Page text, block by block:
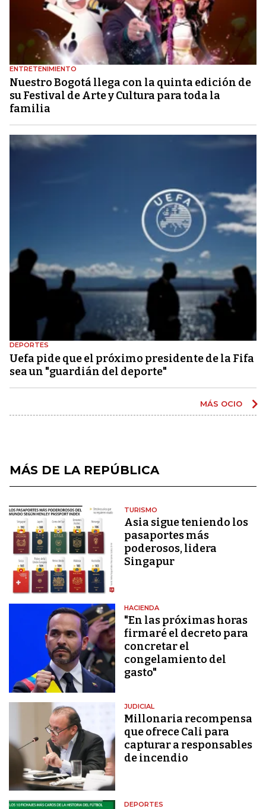
ENTRETENIMIENTO
Nuestro Bogotá llega con la quinta edición de
su Festival de Arte y Cultura para toda la
familia
DEPORTES
Uefa pide que el próximo presidente de la Fifa
sea un "guardián del deporte"
MÁS OCIO
MÁS DE LA REPÚBLICA
TURISMO
Asia sigue teniendo los
pasaportes más
poderosos, lidera
Singapur
HACIENDA
"En las próximas horas
firmaré el decreto para
concretar el
congelamiento del
gasto"
JUDICIAL
Millonaria recompensa
que ofrece Cali para
capturar a responsables
de incendio
DEPORTES